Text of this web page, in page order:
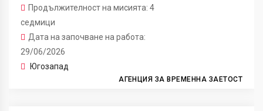
Продължителност на мисията: 4
седмици
Дата на започване на работа:
29/06/2026
Югозапад
АГЕНЦИЯ ЗА ВРЕМЕННА ЗАЕТОСТ